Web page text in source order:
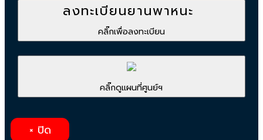
ลงทะเบียนยานพาหนะ
คลิ๊กเพื่อลงทะเบียน
คลิ๊กดูแผนที่ศูนย์ฯ
× ปิด